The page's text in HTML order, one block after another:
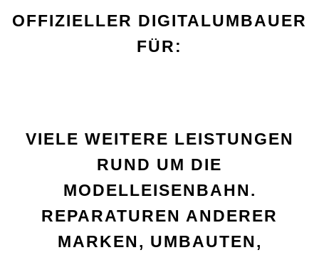
OFFIZIELLER DIGITALUMBAUER
FÜR:
VIELE WEITERE LEISTUNGEN
RUND UM DIE
MODELLEISENBAHN.
REPARATUREN ANDERER
MARKEN, UMBAUTEN,